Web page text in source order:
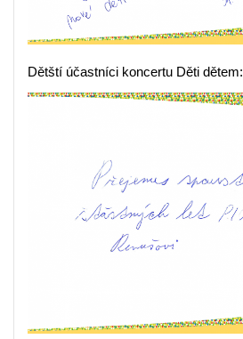
Dětští účastníci koncertu Děti dětem: